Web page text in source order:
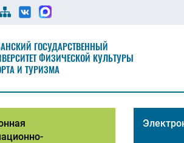
ГОСУДАРСТВЕННЫЙ
ФИЗИЧЕСКОЙ КУЛЬТУРЫ
И ТУРИЗМА